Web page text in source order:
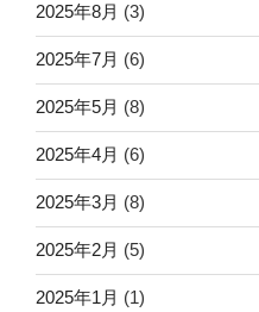
2025年8月 (3)
2025年7月 (6)
2025年5月 (8)
2025年4月 (6)
2025年3月 (8)
2025年2月 (5)
2025年1月 (1)